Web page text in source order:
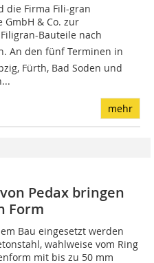
die Firma Fili-gran
GmbH & Co. zur
Bauteile nach
An den fünf Terminen in
Fürth, Bad Soden und
mehr
Pedax bringen
Form
Bau eingesetzt werden
wahlweise vom Ring
mit bis zu 50 mm